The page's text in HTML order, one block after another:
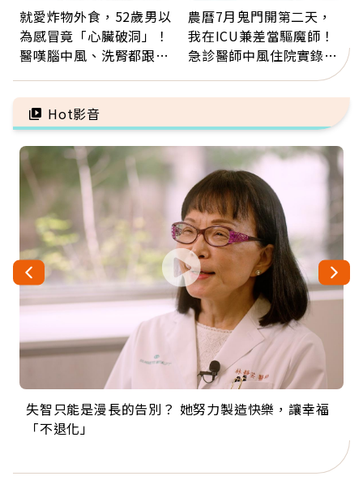
就愛炸物外食，52歲男以
為感冒竟「心臟破洞」！
醫嘆腦中風、洗腎都跟它
救
農曆7月鬼門開第二天，
我在ICU兼差當驅魔師！
急診醫師中風住院實錄：
Hot影音
失智只能是漫長的告別？ 她努力製造快樂，讓幸福
「不退化」
來自剛果的巧克力神父 為台灣奉獻36年 「台灣是我
的家，我連作夢都講台語！」
63歲卸矽谷副總、搬回台灣找快樂！「蛋黃哥小
丑」走進安養院，逗樂上萬爺奶：退休後才開始真
104歲打破金氏世界紀錄 成為全球最年長羽球選
手，分享長壽的秘密原來是「這個」
事業巔峰他選擇追夢…黑手阿伯拉小提琴還登上小
巨蛋！連CNN都大讚！